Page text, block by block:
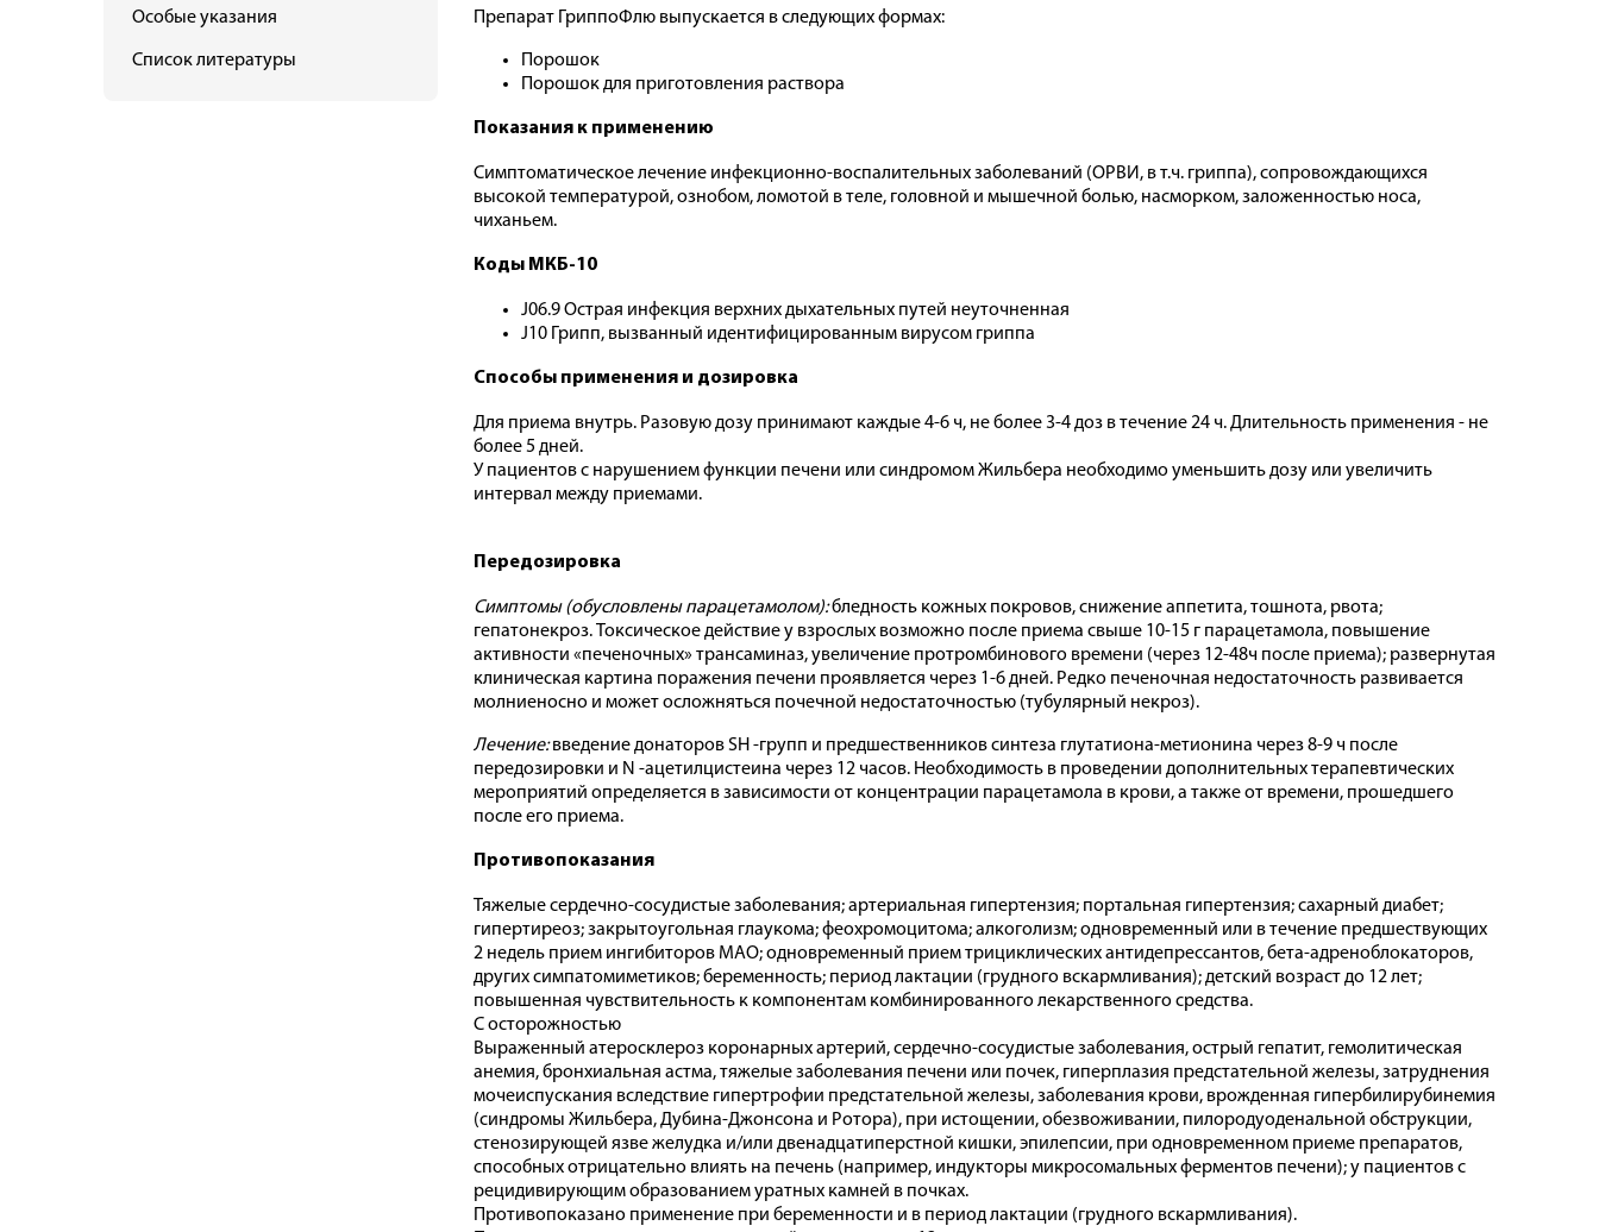
Особые указания
Список литературы
Препарат ГриппоФлю выпускается в следующих формах:
Порошок
Порошок для приготовления раствора
Показания к применению
Симптоматическое лечение инфекционно-воспалительных заболеваний (ОРВИ, в т.ч. гриппа), сопровождающихся
высокой температурой, ознобом, ломотой в теле, головной и мышечной болью, насморком, заложенностью носа,
чиханьем.
Коды МКБ-10
J06.9 Острая инфекция верхних дыхательных путей неуточненная
J10 Грипп, вызванный идентифицированным вирусом гриппа
Способы применения и дозировка
Для приема внутрь. Разовую дозу принимают каждые 4-6 ч, не более 3-4 доз в течение 24 ч. Длительность применения - не
более 5 дней.
У пациентов с нарушением функции печени или синдромом Жильбера необходимо уменьшить дозу или увеличить
интервал между приемами.
Передозировка
Симптомы (обусловлены парацетамолом):бледность кожных покровов, снижение аппетита, тошнота, рвота;
гепатонекроз. Токсическое действие у взрослых возможно после приема свыше 10-15 г парацетамола, повышение
активности «печеночных» трансаминаз, увеличение протромбинового времени (через 12-48ч после приема); развернутая
клиническая картина поражения печени проявляется через 1-6 дней. Редко печеночная недостаточность развивается
молниеносно и может осложняться почечной недостаточностью (тубулярный некроз).
Лечение:введение донаторов SH -групп и предшественников синтеза глутатиона-метионина через 8-9 ч после
передозировки и N -ацетилцистеина через 12 часов. Необходимость в проведении дополнительных терапевтических
мероприятий определяется в зависимости от концентрации парацетамола в крови, а также от времени, прошедшего
после его приема.
Противопоказания
Тяжелые сердечно-сосудистые заболевания; артериальная гипертензия; портальная гипертензия; сахарный диабет;
гипертиреоз; закрытоугольная глаукома; феохромоцитома; алкоголизм; одновременный или в течение предшествующих
2 недель прием ингибиторов МАО; одновременный прием трициклических антидепрессантов, бета-адреноблокаторов,
других симпатомиметиков; беременность; период лактации (грудного вскармливания); детский возраст до 12 лет;
повышенная чувствительность к компонентам комбинированного лекарственного средства.
С осторожностью
Выраженный атеросклероз коронарных артерий, сердечно-сосудистые заболевания, острый гепатит, гемолитическая
анемия, бронхиальная астма, тяжелые заболевания печени или почек, гиперплазия предстательной железы, затруднения
мочеиспускания вследствие гипертрофии предстательной железы, заболевания крови, врожденная гипербилирубинемия
(синдромы Жильбера, Дубина-Джонсона и Ротора), при истощении, обезвоживании, пилородуоденальной обструкции,
стенозирующей язве желудка и/или двенадцатиперстной кишки, эпилепсии, при одновременном приеме препаратов,
способных отрицательно влиять на печень (например, индукторы микросомальных ферментов печени); у пациентов с
рецидивирующим образованием уратных камней в почках.
Противопоказано применение при беременности и в период лактации (грудного вскармливания).